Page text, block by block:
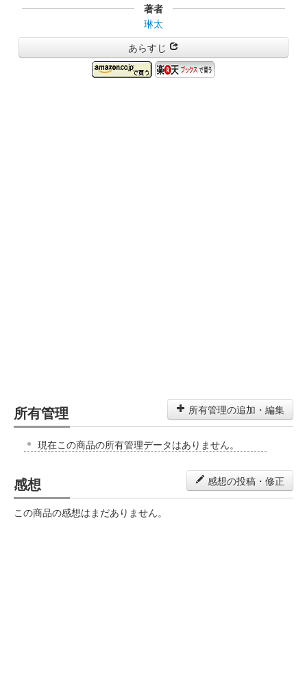
著者
琳太
あらすじ
所有管理 所有管理の追加・編集
現在この商品の所有管理データはありません。
感想 感想の投稿・修正
この商品の感想はまだありません。